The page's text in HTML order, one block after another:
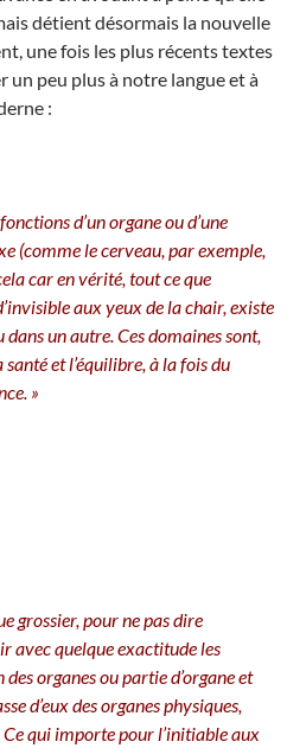
détient désormais la nouvelle
une fois les plus récents textes
un peu plus à notre langue et à
:
d’un organe ou d’une
(comme le cerveau, par exemple,
car en vérité, tout ce que
aux yeux de la chair, existe
un autre. Ces domaines sont,
et l’équilibre, à la fois du
»
grossier, pour ne pas dire
avec quelque exactitude les
organes ou partie d’organe et
d’eux des organes physiques,
qui importe pour l’initiable aux